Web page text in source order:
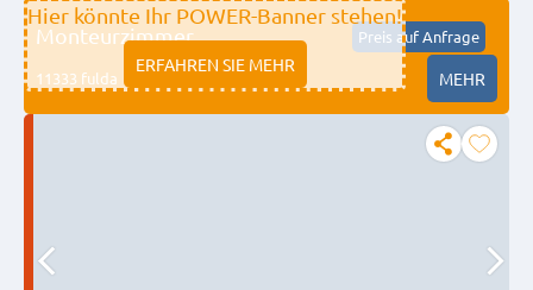
Hier könnte Ihr POWER-Banner stehen!
ERFAHREN SIE MEHR
Monteurzimmer Preis auf Anfrage
11333 fulda MEHR